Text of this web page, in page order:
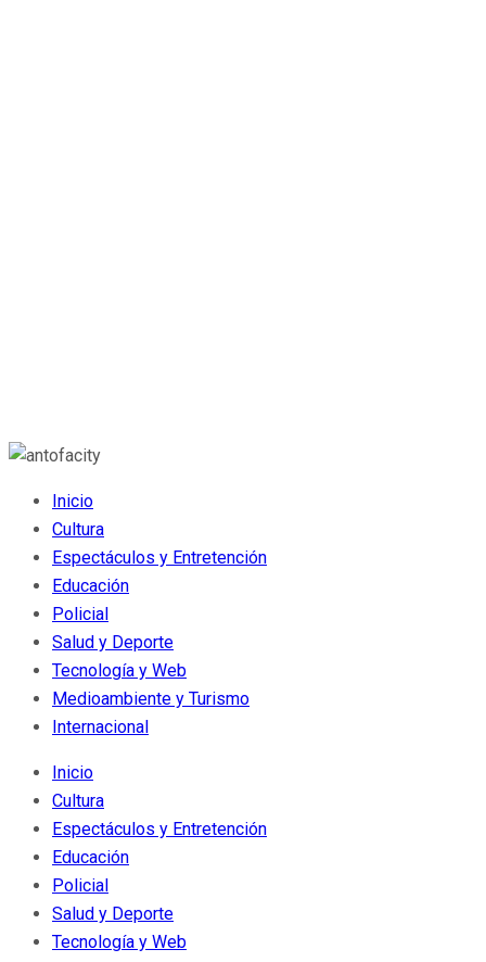
Inicio
Cultura
Espectáculos y Entretención
Educación
Policial
Salud y Deporte
Tecnología y Web
Medioambiente y Turismo
Internacional
Inicio
Cultura
Espectáculos y Entretención
Educación
Policial
Salud y Deporte
Tecnología y Web